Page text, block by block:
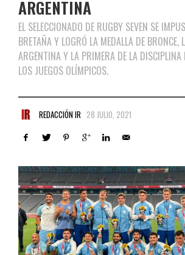
ARGENTINA
EL SELECCIONADO DE RUGBY SEVEN SE
BRETAÑA Y LOGRÓ LA MEDALLA DE BRONCE,
ARGENTINA Y LA PRIMERA DE LA
LOS JUEGOS OLÍMPICOS.
REDACCIÓN IR 28 JULIO, 2021